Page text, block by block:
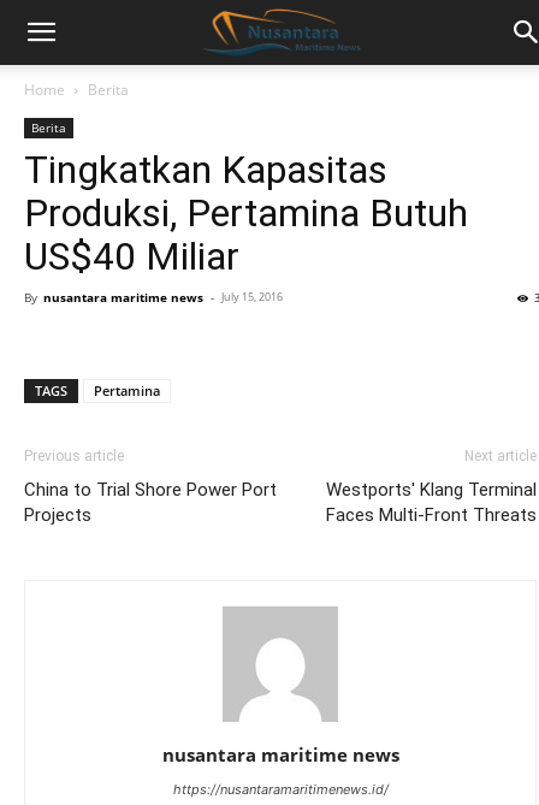
Home Berita
Berita
Tingkatkan Kapasitas
Produksi, Pertamina Butuh
US$40 Miliar
By nusantara maritime news - July 15, 2016
TAGS Pertamina
Previous article
China to Trial Shore Power Port
Projects
Next article
Westports' Klang Terminal
Faces Multi-Front Threats
nusantara maritime news
https://nusantaramaritimenews.id/